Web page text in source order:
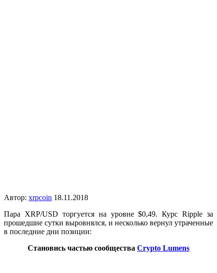
Автор: xrpcoin 18.11.2018
Пара XRP/USD торгуется на уровне $0,49. Курс Ripple за
прошедшие сутки выровнялся, и несколько вернул утраченные
в последние дни позиции:
Становись частью сообщества Crypto Lumens